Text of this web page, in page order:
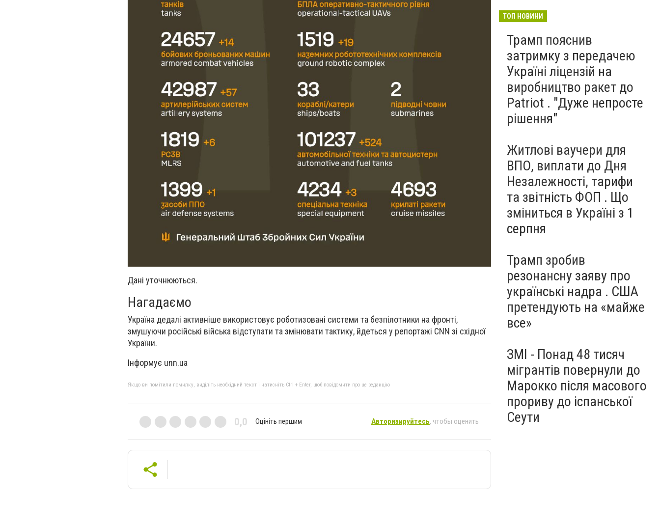
Дані уточнюються.
Нагадаємо
Україна дедалі активніше використовує роботизовані системи та безпілотники на фронті,
змушуючи російські війська відступати та змінювати тактику, йдеться у репортажі CNN зі східної
України.
Інформує unn.ua
Якщо ви помітили помилку, виділіть необхідний текст і натисніть Ctrl + Enter, щоб повідомити про це редакцію
0,0 Оцініть першим Авторизируйтесь, чтобы оценить
ТОП НОВИНИ
Трамп пояснив
затримку з передачею
Україні ліцензій на
виробництво ракет до
Patriot . "Дуже непросте
рішення"
Житлові ваучери для
ВПО, виплати до Дня
Незалежності, тарифи
та звітність ФОП . Що
зміниться в Україні з 1
серпня
Трамп зробив
резонансну заяву про
українські надра . США
претендують на «майже
все»
ЗМІ - Понад 48 тисяч
мігрантів повернули до
Марокко після масового
прориву до іспанської
Сеути